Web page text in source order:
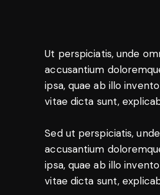
Ut perspiciatis, unde
accusantium
ipsa, quae ab illo
vitae dicta sunt,
Sed ut perspiciatis,
accusantium
ipsa, quae ab illo
vitae dicta sunt,